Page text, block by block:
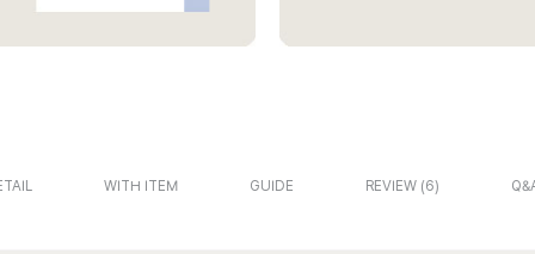
WITH ITEM GUIDE REVIEW 6